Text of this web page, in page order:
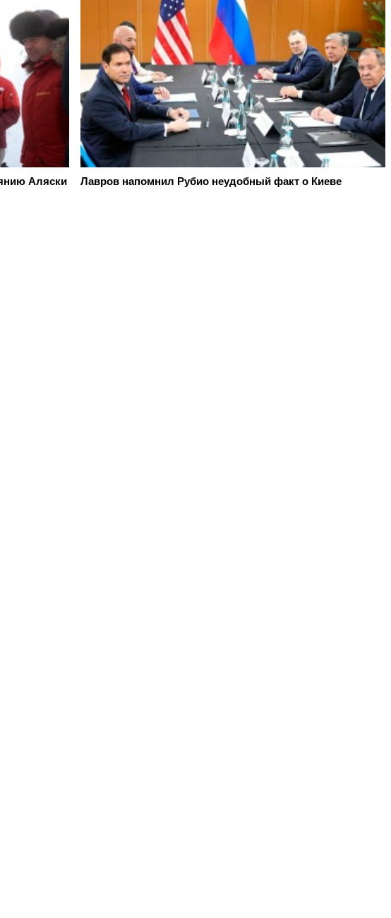
Аляски
Лавров напомнил Рубио неудобный факт о Киеве